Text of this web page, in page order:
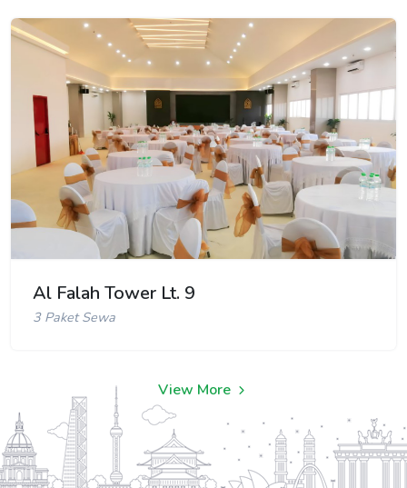
Al Falah Tower Lt. 9
3 Paket Sewa
View More